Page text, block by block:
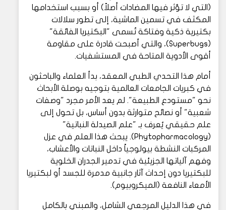
(التي لا تؤثر فيها المضادات أصلاً) أو بسبب استخدامها
المكثف في تسمين الماشية، إلى تطور سلالات
بكتيرية ذكية وفتاكة تُسمى "البكتيريا الفائقة"
(Superbugs)، والتي أصبحت قادرة على مقاومة
أقوى الأدوية المتاحة في المستشفيات.
أمام هذا التحدي الطبي المعقد، بدأ العلماء والباحثون
في كبريات الجامعات العالمية بتوجيه بوصلة الأبحاث
نحو "مستودع الطبيعة". لم يعد الأمر مجرد "وصفات
شعبية" أو نصائح متوارثة بدون أساس، بل تحول إلى
علم حقيقي يُعرف بـ "علم الصيدلة النباتية"
(Phytopharmacology). يبحث هذا العلم في عزل
المركبات النشطة بيولوجياً داخل النباتات والأعشاب،
وفهم آلياتها الجزيئية في تدمير الجدران الخلوية
للبكتيريا دون إحداث آثار جانبية مدمرة للجسد أو لبكتيريا
الأمعاء النافعة (الميكروبيوم).
في هذا الدليل المرجعي الشامل، والمبني بالكامل